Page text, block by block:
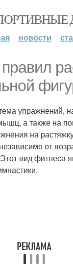
новости
упражнений,
а также на
на
от
вид фитнеса